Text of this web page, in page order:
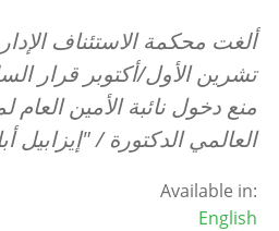
تشرين الأول/أكتوبر قرار
منع دخول نائبة الأمين
العالمي الدكتورة / "إيزابيل
Available in:
English